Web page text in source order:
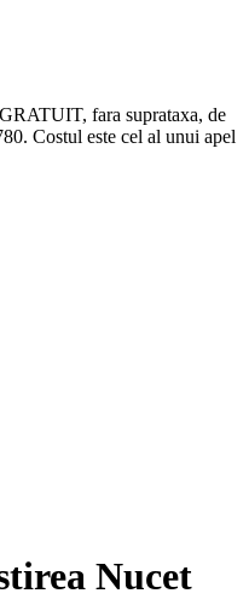
fara suprataxa, de
Costul este cel al unui apel
Nucet